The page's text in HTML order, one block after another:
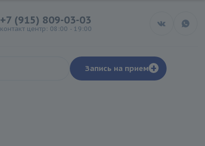
+7 (915) 809-03-03
контакт центр: 08:00 - 19:00
Запись на прием +